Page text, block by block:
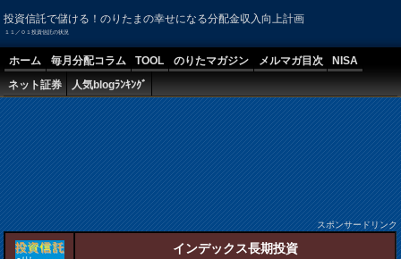
投資信託で儲ける！のりたまの幸せになる分配金収入向上計画
１１／０１投資信託の状況
ホーム 毎月分配コラム TOOL のりたマガジン メルマガ目次
NISA
ネット証券
人気blogﾗﾝｷﾝｸﾞ
スポンサードリンク
インデックス長期投資